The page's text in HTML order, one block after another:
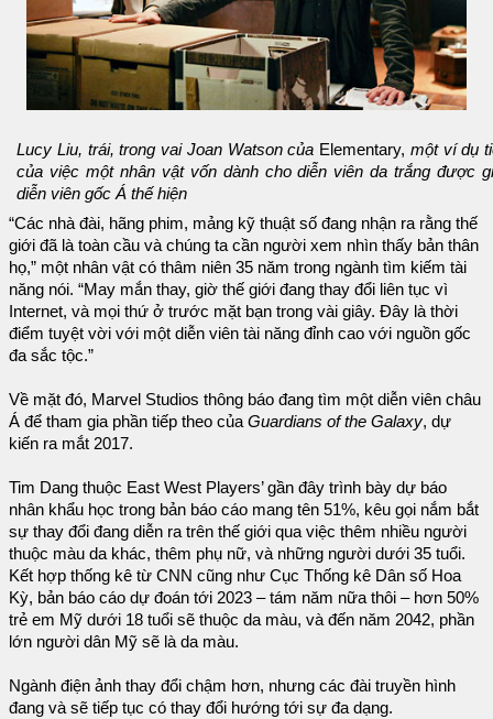
Lucy Liu, trái, trong vai Joan Watson của Elementary, một ví dụ
của việc một nhân vật vốn dành cho diễn viên da trắng được
diễn viên gốc Á thế hiện
“Các nhà đài, hãng phim, mảng kỹ thuật số đang nhận ra rằng thế
giới đã là toàn cầu và chúng ta cần người xem nhìn thấy bản thân
họ,” một nhân vật có thâm niên 35 năm trong ngành tìm kiếm tài
năng nói. “May mắn thay, giờ thế giới đang thay đổi liên tục vì
Internet, và mọi thứ ở trước mặt bạn trong vài giây. Đây là thời
điểm tuyệt vời với một diễn viên tài năng đỉnh cao với nguồn gốc
đa sắc tộc.”
Về mặt đó, Marvel Studios thông báo đang tìm một diễn viên châu
Á để tham gia phần tiếp theo củaGuardians of the Galaxy, dự
kiến ra mắt 2017.
Tim Dang thuộc East West Players’ gần đây trình bày dự báo
nhân khẩu học trong bản báo cáo mang tên 51%, kêu gọi nắm bắt
sự thay đổi đang diễn ra trên thế giới qua việc thêm nhiều người
thuộc màu da khác, thêm phụ nữ, và những người dưới 35 tuổi.
Kết hợp thống kê từ CNN cũng như Cục Thống kê Dân số Hoa
Kỳ, bản báo cáo dự đoán tới 2023 – tám năm nữa thôi – hơn 50%
trẻ em Mỹ dưới 18 tuổi sẽ thuộc da màu, và đến năm 2042, phần
lớn người dân Mỹ sẽ là da màu.
Ngành điện ảnh thay đổi chậm hơn, nhưng các đài truyền hình
đang và sẽ tiếp tục có thay đổi hướng tới sự đa dạng.